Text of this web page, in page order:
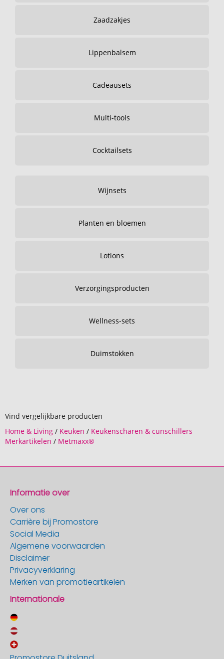
Zaadzakjes
Lippenbalsem
Cadeausets
Multi-tools
Cocktailsets
Wijnsets
Planten en bloemen
Lotions
Verzorgingsproducten
Wellness-sets
Duimstokken
Vind vergelijkbare producten
Home & Living / Keuken / Keukenscharen & cunschillers
Merkartikelen / Metmaxx®
Informatie over
Over ons
Carrière bij Promostore
Social Media
Algemene voorwaarden
Disclaimer
Privacyverklaring
Merken van promotieartikelen
Internationale